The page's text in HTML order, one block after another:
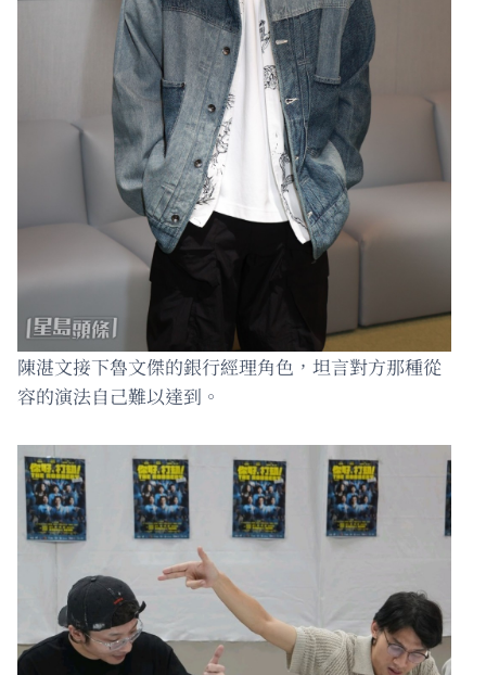
陳湛文接下魯文傑的銀行經理角色，坦言對方那種從
容的演法自己難以達到。